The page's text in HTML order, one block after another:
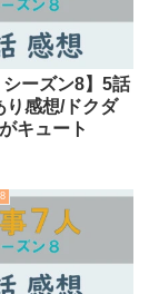
シーズン8】5話
り感想/ドクダ
キュート